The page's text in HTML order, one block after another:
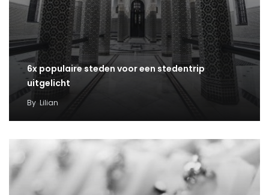
6x populaire steden voor een stedentrip
uitgelicht
By Lilian